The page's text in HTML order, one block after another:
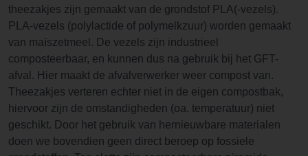
theezakjes zijn gemaakt van de grondstof PLA(-vezels).
PLA-vezels (polylactide of polymelkzuur) worden gemaakt
van maïszetmeel. De vezels zijn industrieel
composteerbaar, en kunnen dus na gebruik bij het GFT-
afval. Hier maakt de afvalverwerker weer compost van.
Theezakjes verteren echter niet in de eigen compostbak,
hiervoor zijn de omstandigheden (oa. temperatuur) niet
geschikt. Door het gebruik van hernieuwbare materialen
doen we bovendien geen direct beroep op fossiele